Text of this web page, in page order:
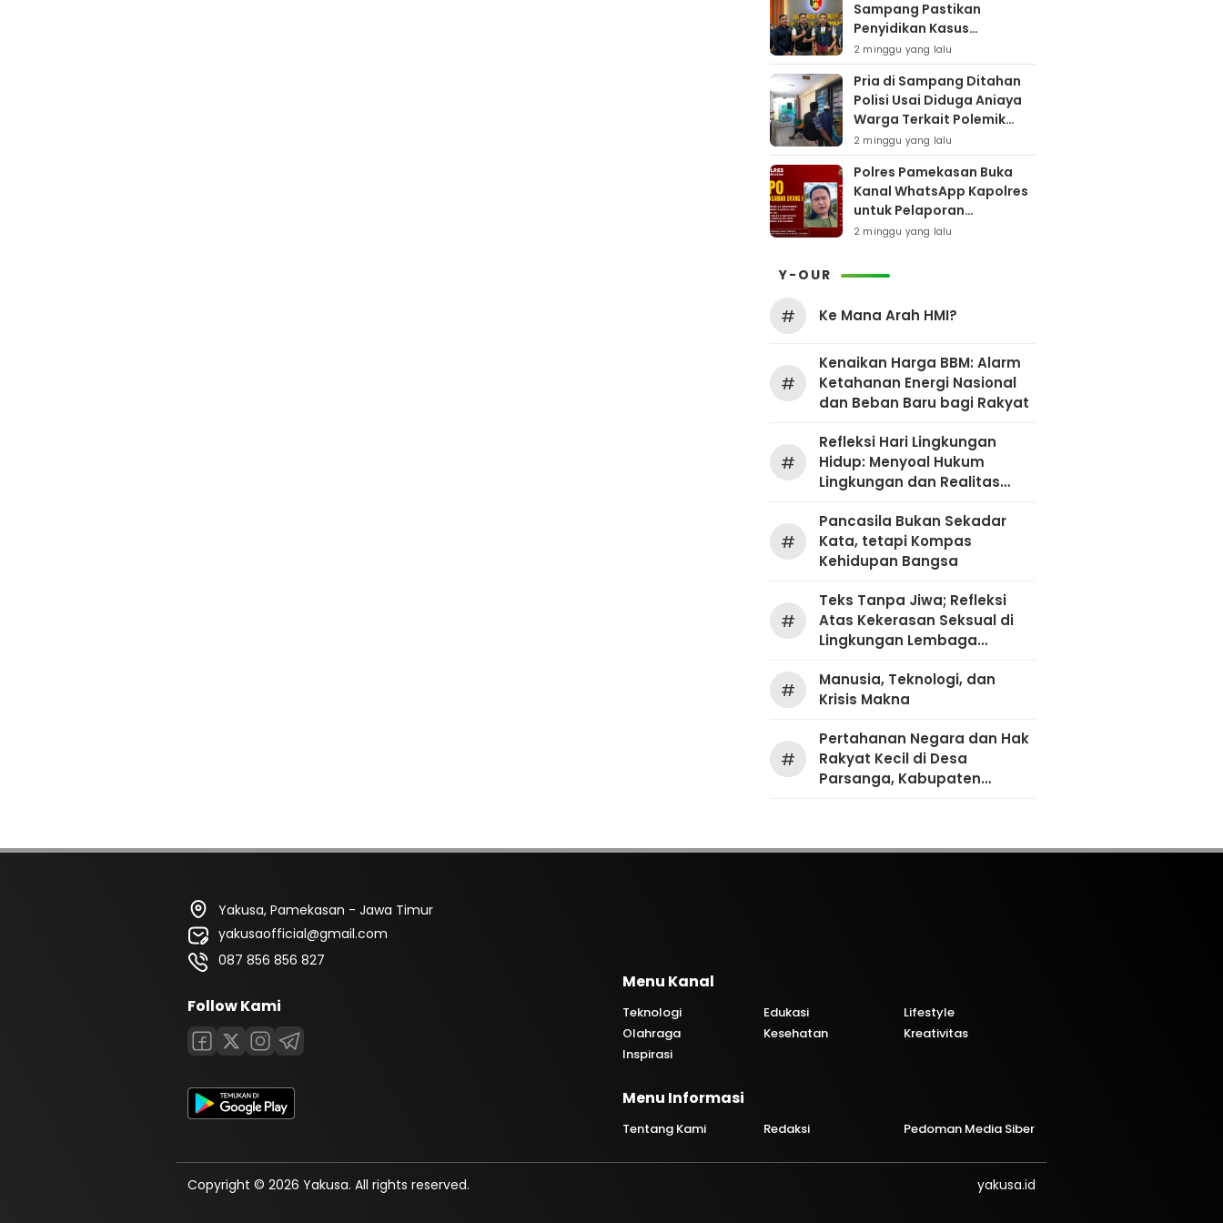
Sampang Pastikan
Penyidikan Kasus
Rudapaksa Anak Berjalan
Sesuai Fakta Hukum
2 minggu yang lalu
Pria di Sampang Ditahan
Polisi Usai Diduga Aniaya
Warga Terkait Polemik
Bansos
2 minggu yang lalu
Polres Pamekasan Buka
Kanal WhatsApp Kapolres
untuk Pelaporan
Keberadaan DPO AEF
2 minggu yang lalu
Y-OUR
# Ke Mana Arah HMI?
#
Kenaikan Harga BBM: Alarm
Ketahanan Energi Nasional
dan Beban Baru bagi Rakyat
#
Refleksi Hari Lingkungan
Hidup: Menyoal Hukum
Lingkungan dan Realitas
#
Pancasila Bukan Sekadar
Kata, tetapi Kompas
Kehidupan Bangsa
#
Teks Tanpa Jiwa; Refleksi
Atas Kekerasan Seksual di
Lingkungan Lembaga
#
Manusia, Teknologi, dan
Krisis Makna
#
Pertahanan Negara dan Hak
Rakyat Kecil di Desa
Parsanga, Kabupaten
Yakusa, Pamekasan - Jawa Timur
yakusaofficial@gmail.com
087 856 856 827
Follow Kami
Menu Kanal
Teknologi Edukasi
Lifestyle
Olahraga
Kesehatan
Kreativitas
Inspirasi
Menu Informasi
Tentang Kami Redaksi Pedoman Media Siber
Copyright © 2026 Yakusa. All rights reserved. yakusa.id